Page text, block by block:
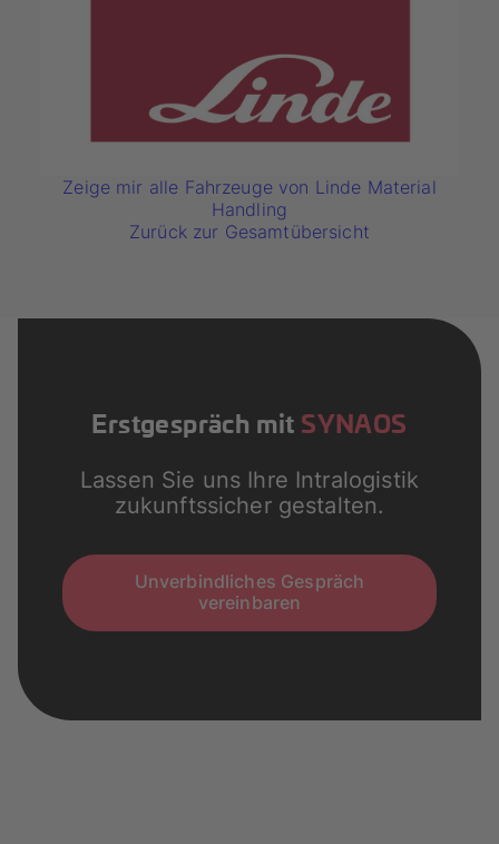
Zeige mir alle Fahrzeuge von Linde Material
Handling
Zurück zur Gesamtübersicht
Erstgespräch mit SYNAOS
Lassen Sie uns Ihre Intralogistik
zukunftssicher gestalten.
Unverbindliches Gespräch
vereinbaren